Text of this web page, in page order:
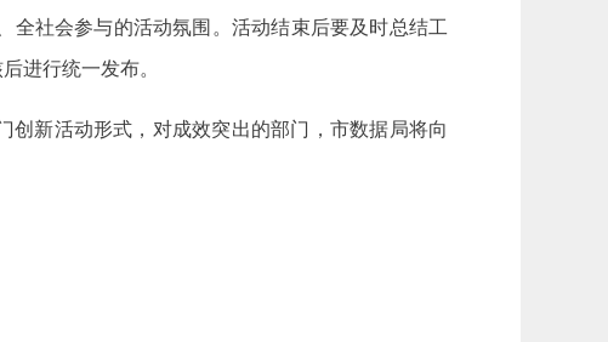
全社会参与的活动氛围。活动结束后要及时总结工
进行统一发布。
创新活动形式，对成效突出的部门，市数据局将向